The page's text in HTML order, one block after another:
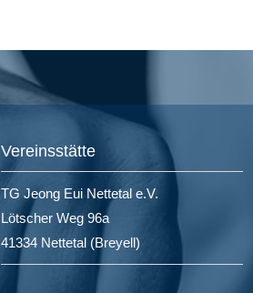
Vereinsstätte
TG Jeong Eui Nettetal e.V.
Lötscher Weg 96a
41334 Nettetal (Breyell)